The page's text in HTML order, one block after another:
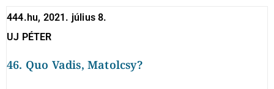
444.hu, 2021. július 8.
UJ PÉTER
46. Quo Vadis, Matolcsy?